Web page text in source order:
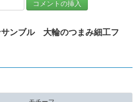
ンブル 大輪のつまみ細工フ